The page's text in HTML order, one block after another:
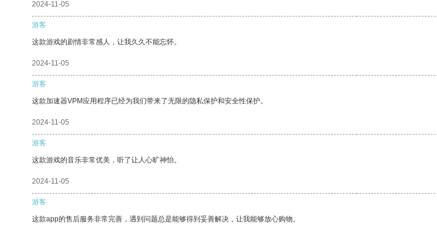
2024-11-05
游客
这款游戏的剧情非常感人，让我久久不能忘怀。
2024-11-05
游客
这款加速器VPM应用程序已经为我们带来了无限的隐私保护和安全性保护。
2024-11-05
游客
这款游戏的音乐非常优美，听了让人心旷神怡。
2024-11-05
游客
这款app的售后服务非常完善，遇到问题总是能够得到妥善解决，让我能够放心购物。